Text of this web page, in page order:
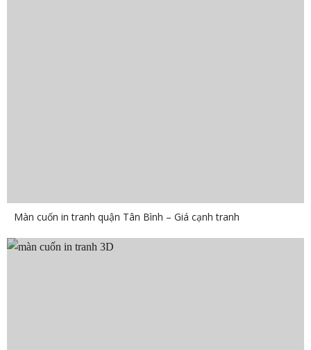
Màn cuốn in tranh quận Tân Bình – Giá cạnh tranh